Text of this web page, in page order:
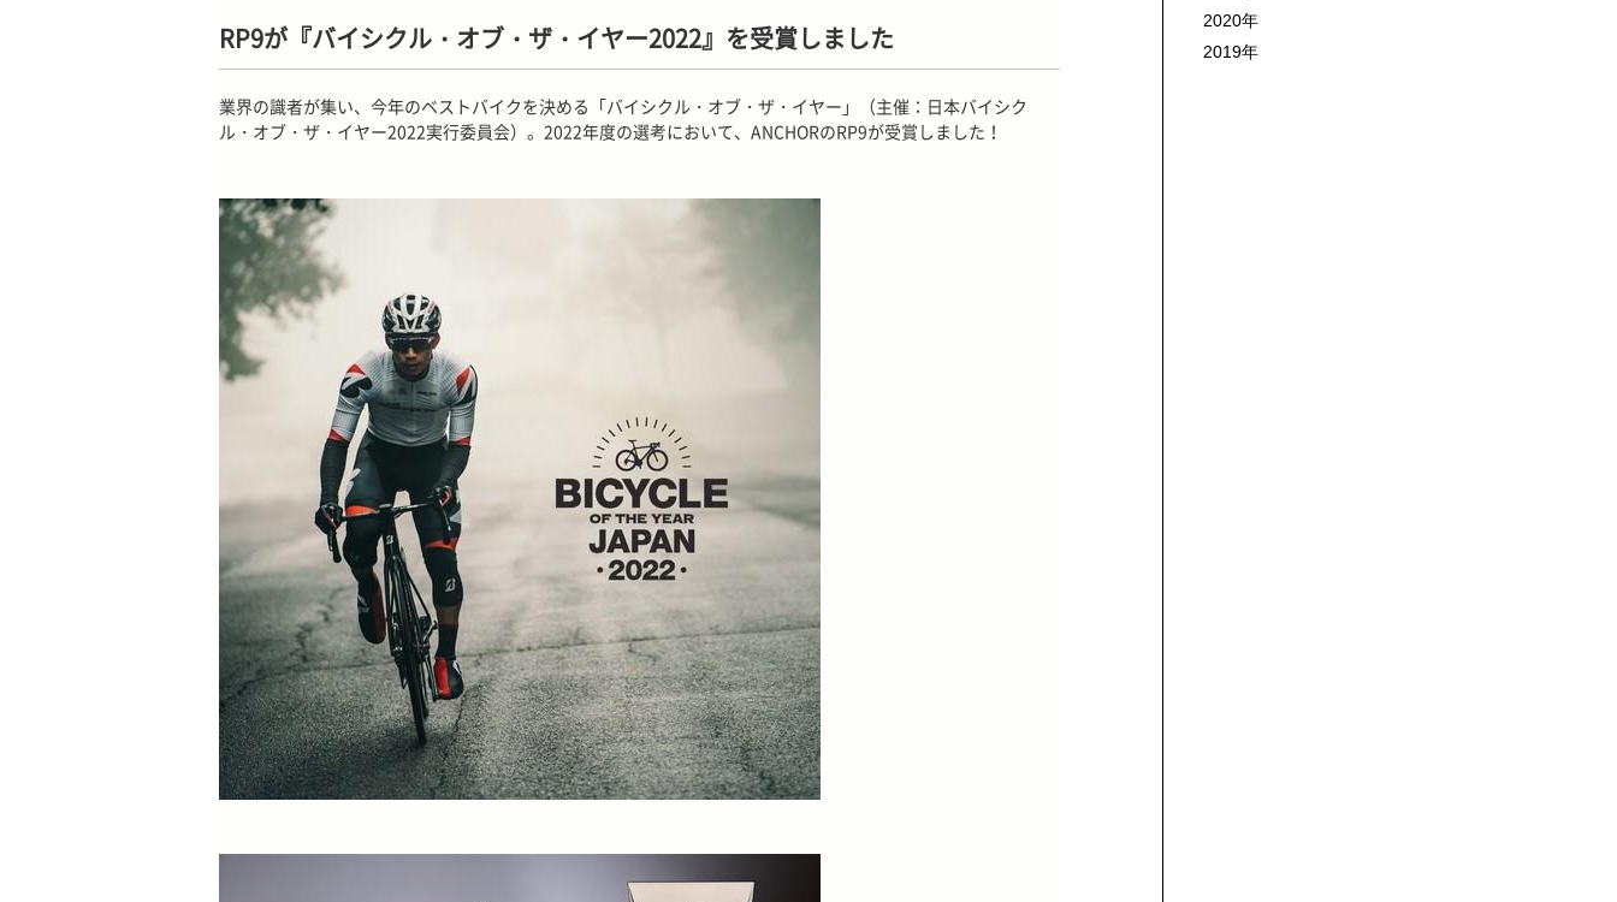
RP9が『バイシクル・オブ・ザ・イヤー2022』を受賞しました
業界の識者が集い、今年のベストバイクを決める「バイシクル・オブ・ザ・イヤー」（主催：日本バイシク
ル・オブ・ザ・イヤー2022実行委員会）。2022年度の選考において、ANCHORのRP9が受賞しました！
2020年
2019年